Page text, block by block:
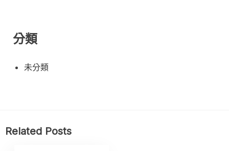
分類
未分類
Related Posts